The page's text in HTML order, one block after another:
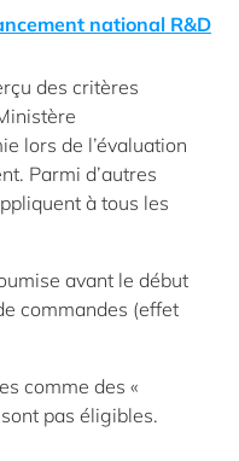
national R&D
des critères
lors de l’évaluation
Parmi d’autres
à tous les
avant le début
commandes (effet
comme des «
pas éligibles.